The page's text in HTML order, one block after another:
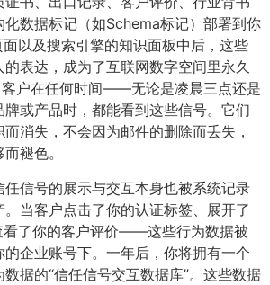
数据标记（如Schema标记）部署到你
以及搜索引擎的知识面板中后，这些
表达，成为了互联网数字空间里永久
客户在任何时间——无论是凌晨三点还是
或产品时，都能看到这些信号。它们
消失，不会因为邮件的删除而丢失，
褪色。
信号的展示与交互本身也被系统记录
当客户点击了你的认证标签、展开了
看了你的客户评价——这些行为数据被
企业账号下。一年后，你将拥有一个
据的“信任信号交互数据库”。这些数据